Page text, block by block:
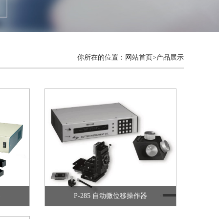
你所在的位置： 网站首页>产品展示
器
P-285 自动微位移操作器
MPC-325-2 多功能微位移操作系统